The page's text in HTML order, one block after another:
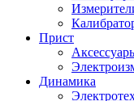
Прист
Динамика